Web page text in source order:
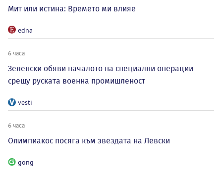
Мит или истина: Времето ми влияе
edna
6 часа
Зеленски обяви началото на специални операции
срещу руската военна промишленост
vesti
6 часа
Олимпиакос посяга към звездата на Левски
gong